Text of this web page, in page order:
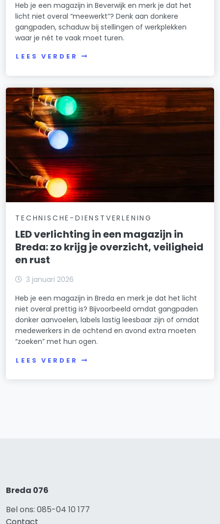
Heb je een magazijn in Beverwijk en merk je dat het
licht niet overal “meewerkt”? Denk aan donkere
gangpaden, schaduw bij stellingen of werkplekken
waar je nét te vaak moet turen.
LEES VERDER
TECHNISCHE-DIENSTVERLENING
LED verlichting in een magazijn in
Breda: zo krijg je overzicht, veiligheid
en rust
3 januari 2026
Heb je een magazijn in Breda en merk je dat het licht
niet overal prettig is? Bijvoorbeeld omdat gangpaden
donker aanvoelen, labels lastig leesbaar zijn of omdat
medewerkers in de ochtend en avond extra moeten
“zoeken” met hun ogen.
LEES VERDER
Breda 076
Bel ons: 085-04 10 177